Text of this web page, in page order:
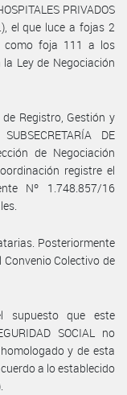
PRIVADOS
el que luce a fojas 2
como foja 111 a los
Ley de Negociación
de Registro, Gestión y
DE
de Negociación
registre el
Nº 1.748.857/16
Posteriormente
Colectivo de
supuesto que este
SOCIAL no
y de esta
a lo establecido